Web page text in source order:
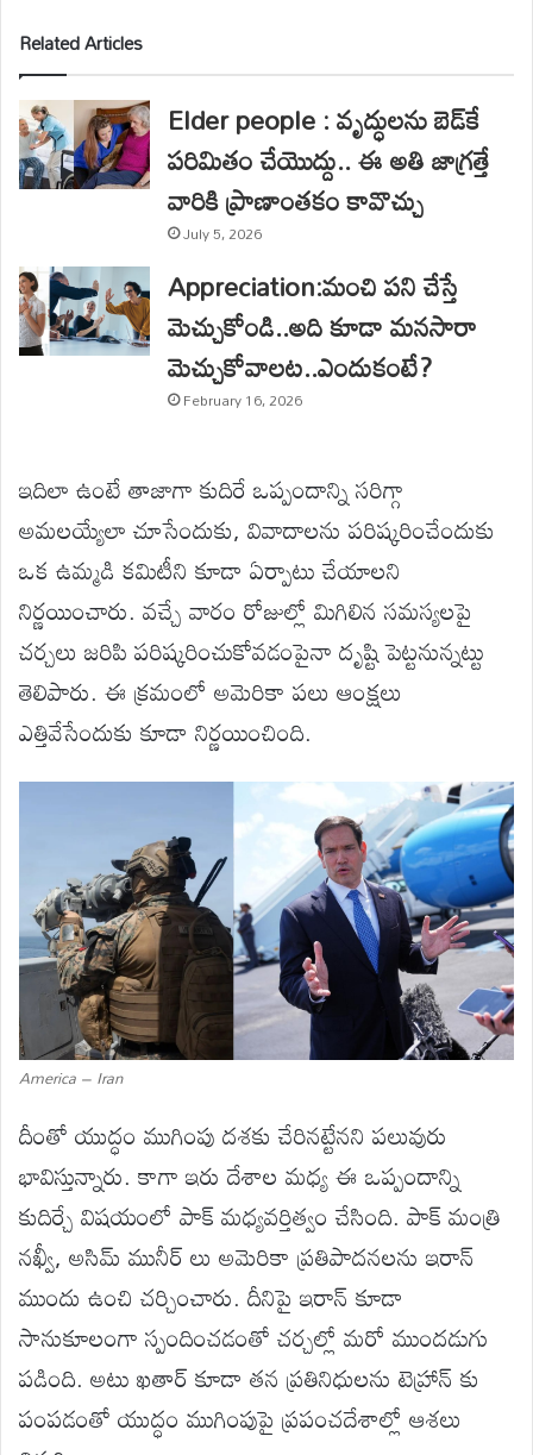
Related Articles
Elder people : వృద్ధులను బెడ్‌కే
పరిమితం చేయొద్దు.. ఈ అతి జాగ్రత్తే
వారికి ప్రాణాంతకం కావొచ్చు
July 5, 2026
Appreciation:మంచి పని చేస్తే
మెచ్చుకోండి..అది కూడా మనసారా
మెచ్చుకోవాలట..ఎందుకంటే?
February 16, 2026
ఇదిలా ఉంటే తాజాగా కుదిరే ఒప్పందాన్ని సరిగ్గా
అమలయ్యేలా చూసేందుకు, వివాదాలను పరిష్కరించేందుకు
ఒక ఉమ్మడి కమిటీని కూడా ఏర్పాటు చేయాలని
నిర్ణయించారు. వచ్చే వారం రోజుల్లో మిగిలిన సమస్యలపై
చర్చలు జరిపి పరిష్కరించుకోవడంపైనా దృష్టి పెట్టనున్నట్టు
తెలిపారు. ఈ క్రమంలో అమెరికా పలు ఆంక్షలు
ఎత్తివేసేందుకు కూడా నిర్ణయించింది.
America – Iran
దీంతో యుద్ధం ముగింపు దశకు చేరినట్టేనని పలువురు
భావిస్తున్నారు. కాగా ఇరు దేశాల మధ్య ఈ ఒప్పందాన్ని
కుదిర్చే విషయంలో పాక్ మధ్యవర్తిత్వం చేసింది. పాక్ మంత్రి
నఖ్వీ, అసిమ్ మునీర్ లు అమెరికా ప్రతిపాదనలను ఇరాన్
ముందు ఉంచి చర్చించారు. దీనిపై ఇరాన్ కూడా
సానుకూలంగా స్పందించడంతో చర్చల్లో మరో ముందడుగు
పడింది. అటు ఖతార్ కూడా తన ప్రతినిధులను టెహ్రాన్ కు
పంపడంతో యుద్ధం ముగింపుపై ప్రపంచదేశాల్లో ఆశలు